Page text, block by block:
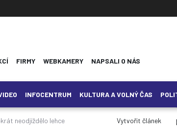
FIRMY WEBKAMERY NAPSALI O NÁS
INFOCENTRUM KULTURA A VOLNÝ ČAS
neodjíždělo lehce Vytvořit článek